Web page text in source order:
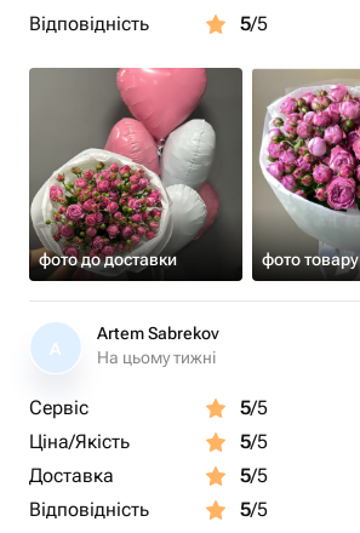
Відповідність
5/5
фото до доставки фото товару
A
Artem Sabrekov
На цьому тижні
Сервіс 5/5
Ціна/Якість
5/5
Доставка
5/5
Відповідність
5/5